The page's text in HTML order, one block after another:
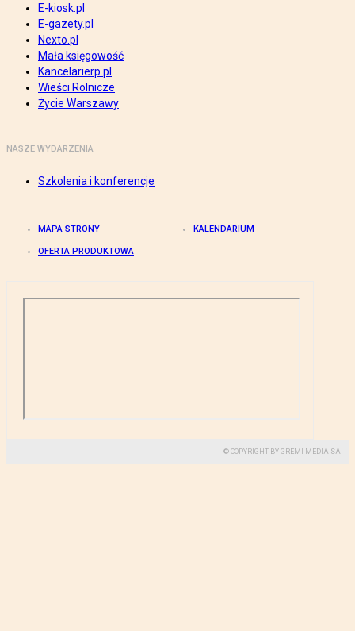
E-kiosk.pl
E-gazety.pl
Nexto.pl
Mała księgowość
Kancelarierp.pl
Wieści Rolnicze
Życie Warszawy
NASZE WYDARZENIA
Szkolenia i konferencje
MAPA STRONY KALENDARIUM
OFERTA PRODUKTOWA
© COPYRIGHT BY GREMI MEDIA SA